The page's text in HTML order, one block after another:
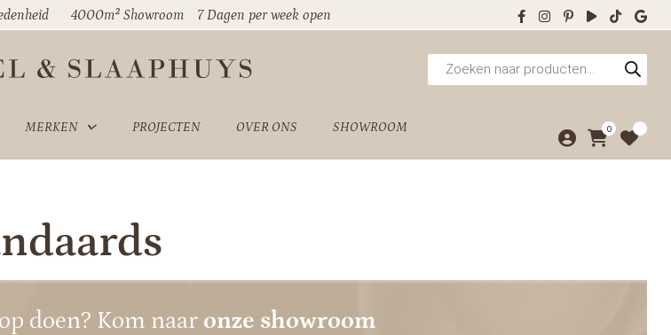
4000m² Showroom 7 Dagen per week open
Producten
zoeken
MERKEN PROJECTEN OVER ONS SHOWROOM 0
op doen? Kom naar onze showroom